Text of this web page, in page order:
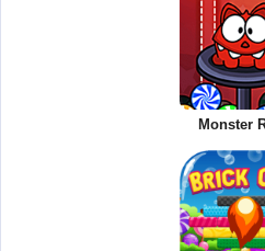
Monster